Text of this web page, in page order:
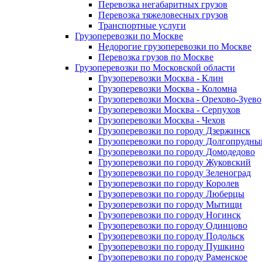
Перевозка негабаритных грузов
Перевозка тяжеловесных грузов
Транспортные услуги
Грузоперевозки по Москве
Недорогие грузоперевозки по Москве
Перевозка грузов по Москве
Грузоперевозки по Московской области
Грузоперевозки Москва - Клин
Грузоперевозки Москва - Коломна
Грузоперевозки Москва - Орехово-Зуево
Грузоперевозки Москва - Серпухов
Грузоперевозки Москва - Чехов
Грузоперевозки по городу Дзержинск
Грузоперевозки по городу
Грузоперевозки по городу Домодедово
Грузоперевозки по городу Жуковский
Грузоперевозки по городу Зеленоград
Грузоперевозки по городу Королев
Грузоперевозки по городу Люберцы
Грузоперевозки по городу Мытищи
Грузоперевозки по городу Ногинск
Грузоперевозки по городу Одинцово
Грузоперевозки по городу Подольск
Грузоперевозки по городу Пушкино
Грузоперевозки по городу Раменское